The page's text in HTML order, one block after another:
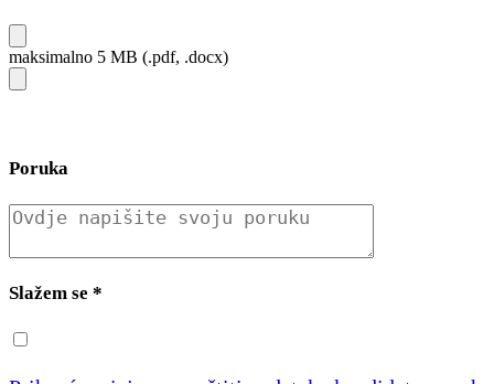
maksimalno 5 MB (.pdf, .docx)
Poruka
Slažem se *